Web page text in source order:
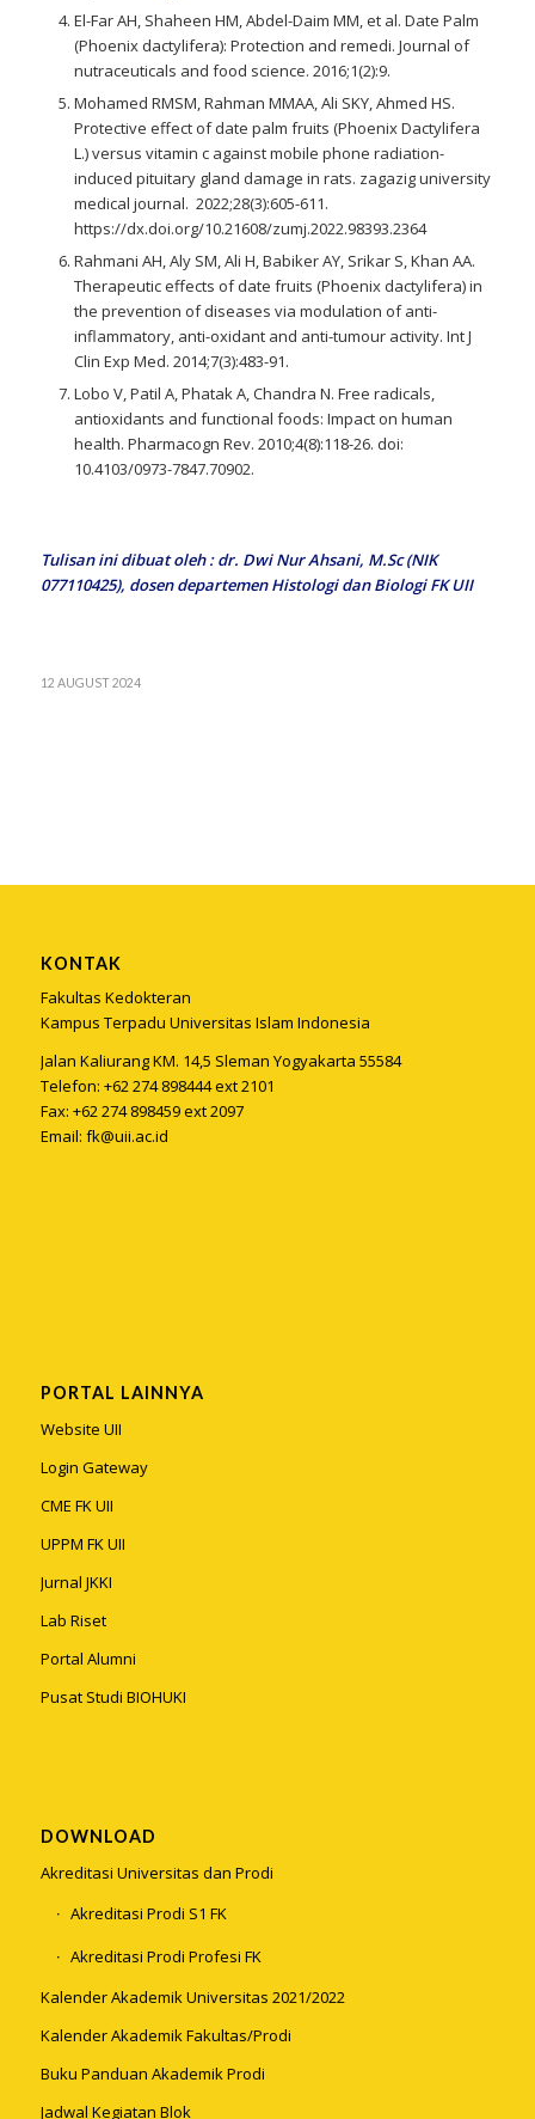
El-Far AH, Shaheen HM, Abdel-Daim MM, et al. Date Palm
(Phoenix dactylifera): Protection and remedi. Journal of
nutraceuticals and food science. 2016;1(2):9.
Mohamed RMSM, Rahman MMAA, Ali SKY, Ahmed HS.
Protective effect of date palm fruits (Phoenix Dactylifera
L.) versus vitamin c against mobile phone radiation-
induced pituitary gland damage in rats. zagazig university
medical journal. 2022;28(3):605-611.
https://dx.doi.org/10.21608/zumj.2022.98393.2364
Rahmani AH, Aly SM, Ali H, Babiker AY, Srikar S, Khan AA.
Therapeutic effects of date fruits (Phoenix dactylifera) in
the prevention of diseases via modulation of anti-
inflammatory, anti-oxidant and anti-tumour activity. Int J
Clin Exp Med. 2014;7(3):483-91.
Lobo V, Patil A, Phatak A, Chandra N. Free radicals,
antioxidants and functional foods: Impact on human
health. Pharmacogn Rev. 2010;4(8):118-26. doi:
10.4103/0973-7847.70902.
Tulisan ini dibuat oleh : dr. Dwi Nur Ahsani, M.Sc (NIK
077110425), dosen departemen Histologi dan Biologi FK UII
12 AUGUST 2024
KONTAK
Fakultas Kedokteran
Kampus Terpadu Universitas Islam Indonesia
Jalan Kaliurang KM. 14,5 Sleman Yogyakarta 55584
Telefon: +62 274 898444 ext 2101
Fax: +62 274 898459 ext 2097
Email: fk@uii.ac.id
PORTAL LAINNYA
Website UII
Login Gateway
CME FK UII
UPPM FK UII
Jurnal JKKI
Lab Riset
Portal Alumni
Pusat Studi BIOHUKI
DOWNLOAD
Akreditasi Universitas dan Prodi
Akreditasi Prodi S1 FK
Akreditasi Prodi Profesi FK
Kalender Akademik Universitas 2021/2022
Kalender Akademik Fakultas/Prodi
Buku Panduan Akademik Prodi
Jadwal Kegiatan Blok